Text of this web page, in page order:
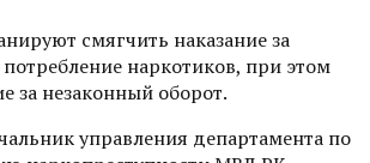
смягчить наказание за
наркотиков, при этом
за незаконный оборот.
управления департамента по